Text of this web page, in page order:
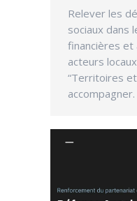
Relever les
sociaux dans
financières et
acteurs
“Territoires
accompagner.